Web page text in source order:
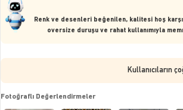
Renk ve desenleri beğenilen, kalitesi hoş
oversize duruşu ve rahat kullanımıyla
Kullanıcıların
Fotoğraflı Değerlendirmeler